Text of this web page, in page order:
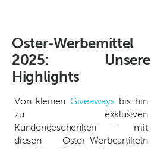
Oster-Werbemittel
2025: Unsere
Highlights
Von kleinen Giveawaysbis hin
zu exklusiven
Kundengeschenken – mit
diesen Oster-Werbeartikeln